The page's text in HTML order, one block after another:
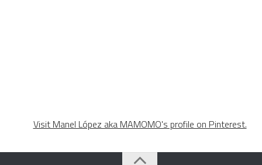
Visit Manel López aka MAMOMO's profile on Pinterest.